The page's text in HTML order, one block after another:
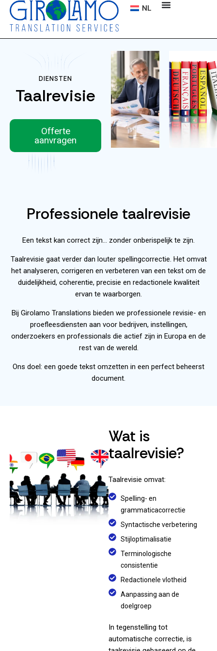
NL
DIENSTEN
Taalrevisie
Offerte
aanvragen
Professionele taalrevisie
Een tekst kan correct zijn… zonder onberispelijk te zijn.
Taalrevisie gaat verder dan louter spellingcorrectie. Het omvat
het analyseren, corrigeren en verbeteren van een tekst om de
duidelijkheid, coherentie, precisie en redactionele kwaliteit
ervan te waarborgen.
Bij Girolamo Translations bieden we professionele revisie- en
proefleesdiensten aan voor bedrijven, instellingen,
onderzoekers en professionals die actief zijn in Europa en de
rest van de wereld.
Ons doel: een goede tekst omzetten in een perfect beheerst
document.
Wat is
taalrevisie?
Taalrevisie omvat:
Spelling- en
grammaticacorrectie
Syntactische verbetering
Stijloptimalisatie
Terminologische
consistentie
Redactionele vlotheid
Aanpassing aan de
doelgroep
In tegenstelling tot
automatische correctie, is